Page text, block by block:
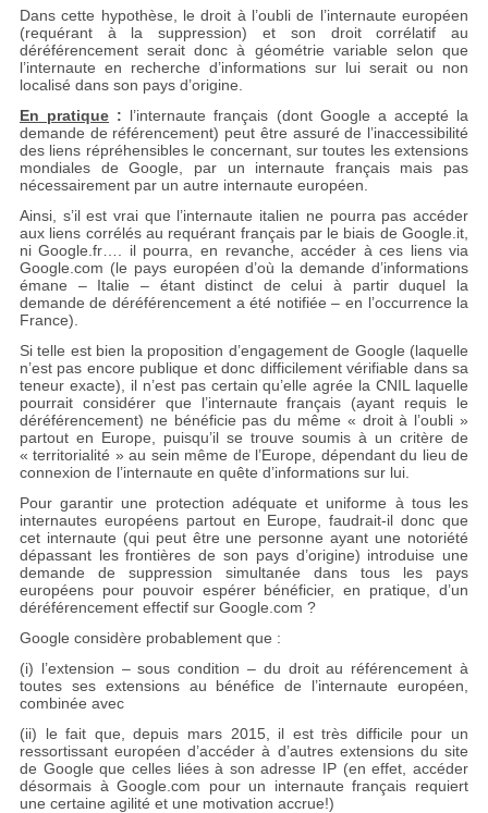
Dans cette hypothèse, le droit à l’oubli de l’internaute européen
(requérant à la suppression) et son droit corrélatif au
déréférencement serait donc à géométrie variable selon que
l’internaute en recherche d’informations sur lui serait ou non
localisé dans son pays d’origine.
En pratique : l’internaute français (dont Google a accepté la
demande de référencement) peut être assuré de l’inaccessibilité
des liens répréhensibles le concernant, sur toutes les extensions
mondiales de Google, par un internaute français mais pas
nécessairement par un autre internaute européen.
Ainsi, s’il est vrai que l’internaute italien ne pourra pas accéder
aux liens corrélés au requérant français par le biais de Google.it,
ni Google.fr…. il pourra, en revanche, accéder à ces liens via
Google.com (le pays européen d’où la demande d’informations
émane – Italie – étant distinct de celui à partir duquel la
demande de déréférencement a été notifiée – en l’occurrence la
France).
Si telle est bien la proposition d’engagement de Google (laquelle
n’est pas encore publique et donc difficilement vérifiable dans sa
teneur exacte), il n’est pas certain qu’elle agrée la CNIL laquelle
pourrait considérer que l’internaute français (ayant requis le
déréférencement) ne bénéficie pas du même « droit à l’oubli »
partout en Europe, puisqu’il se trouve soumis à un critère de
« territorialité » au sein même de l’Europe, dépendant du lieu de
connexion de l’internaute en quête d’informations sur lui.
Pour garantir une protection adéquate et uniforme à tous les
internautes européens partout en Europe, faudrait-il donc que
cet internaute (qui peut être une personne ayant une notoriété
dépassant les frontières de son pays d’origine) introduise une
demande de suppression simultanée dans tous les pays
européens pour pouvoir espérer bénéficier, en pratique, d’un
déréférencement effectif sur Google.com ?
Google considère probablement que :
(i) l’extension – sous condition – du droit au référencement à
toutes ses extensions au bénéfice de l’internaute européen,
combinée avec
(ii) le fait que, depuis mars 2015, il est très difficile pour un
ressortissant européen d’accéder à d’autres extensions du site
de Google que celles liées à son adresse IP (en effet, accéder
désormais à Google.com pour un internaute français requiert
une certaine agilité et une motivation accrue!)